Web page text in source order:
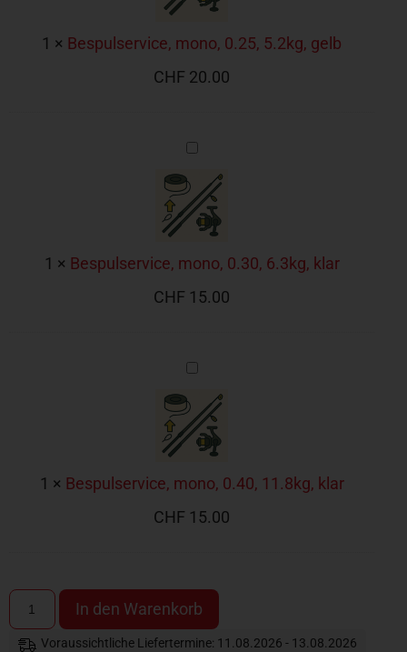
1 × Bespulservice, mono, 0.25, 5.2kg, gelb
CHF 20.00
Bespulservice,
mono,
0.30,
6.3kg,
klar
1 × Bespulservice, mono, 0.30, 6.3kg, klar
CHF 15.00
Bespulservice,
mono,
0.40,
11.8kg,
klar
1 × Bespulservice, mono, 0.40, 11.8kg, klar
CHF 15.00
In den Warenkorb
Voraussichtliche Liefertermine: 11.08.2026 - 13.08.2026